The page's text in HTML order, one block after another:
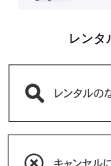
レンタ